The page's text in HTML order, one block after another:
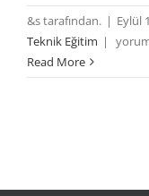
&s tarafından. | Eylül
Teknik Eğitim |
Micro
Read More